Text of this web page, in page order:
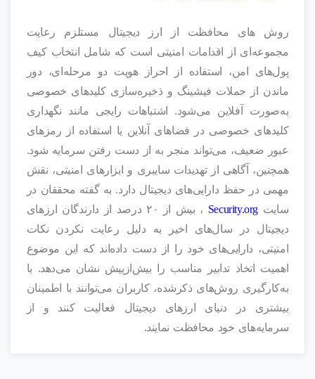
روش های محافظت از ارز دیجیتال مستلزم رعایت
مجموعه‌ای از اقدامات امنیتی است که شامل انتخاب کیف
پول‌های امن، استفاده از احراز هویت دو مرحله‌ای، دور
ماندن از حملات فیشینگ و ذخیره‌سازی کلیدهای خصوصی
به‌صورت آفلاین می‌شود. اشتباهات رایجی مانند نگهداری
کلیدهای خصوصی در فضاهای آنلاین یا استفاده از رمزهای
عبور ضعیف، می‌تواند منجر به از دست رفتن سرمایه شود.
همچنین، آگاهی از تهدیدات سایبری و ابزارهای امنیتی، نقش
مهمی در حفظ دارایی‌های دیجیتال دارد. به گفته محققان در
سایت Security.org
، بیش از ۲۰ درصد از دارندگان ارزهای
دیجیتال در سال‌های اخیر به دلیل رعایت نکردن نکات
امنیتی، دارایی‌های خود را از دست داده‌اند که این موضوع
اهمیت اتخاذ تدابیر مناسب را بیش‌ازپیش نشان می‌دهد. با
به‌کارگیری روش‌های ذکرشده، کاربران می‌توانند با اطمینان
بیشتری در دنیای ارزهای دیجیتال فعالیت کنند و از
سرمایه‌های خود محافظت نمایند.